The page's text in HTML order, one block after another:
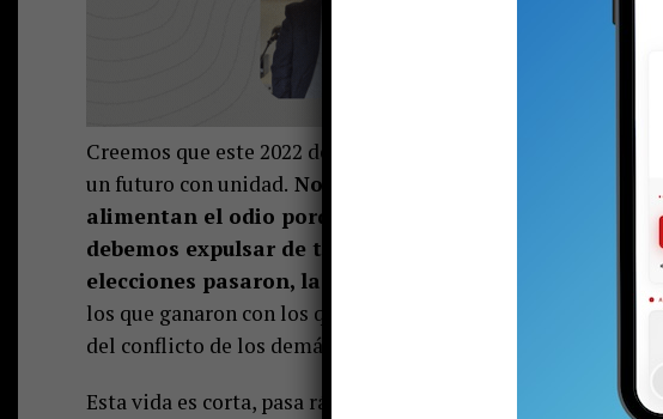
Creemos que este 2022 debe ser diferente. Debemos
un futuro con unidad. No caigamos presa de los que
alimentan el odio porque de lo que resulta ellos se
debemos expulsar de todos los ámbitos públicos. Un
elecciones pasaron, las mayorías ya hablaron y por
los que ganaron con los que perdieron y viceversa. Al final
del conflicto de los demás.
Esta vida es corta, pasa rápido. 140.000 personas morirán